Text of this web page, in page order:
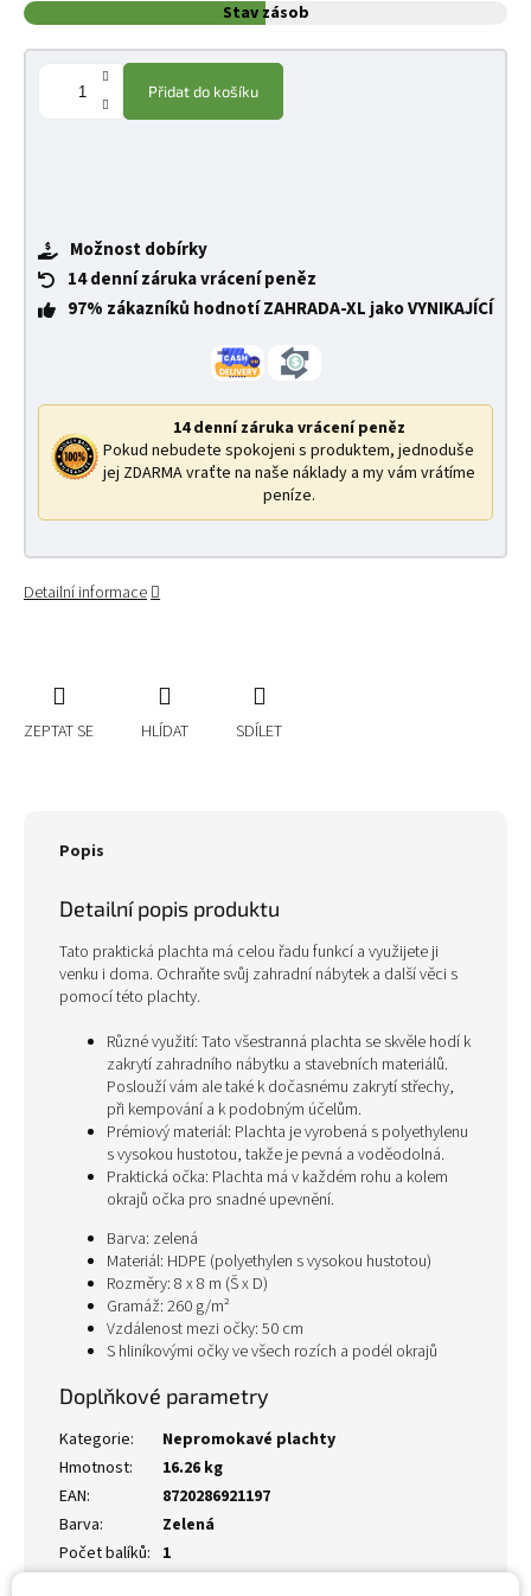
Stav zásob
Přidat do košíku
Možnost dobírky
14 denní záruka vrácení peněz
97% zákazníků hodnotí ZAHRADA-XL jako VYNIKAJÍCÍ
14 denní záruka vrácení peněz
Pokud nebudete spokojeni s produktem, jednoduše
jej ZDARMA vraťte na naše náklady a my vám vrátíme
peníze.
Detailní informace
ZEPTAT SE HLÍDAT SDÍLET
Popis
Detailní popis produktu
Tato praktická plachta má celou řadu funkcí a využijete ji
venku i doma. Ochraňte svůj zahradní nábytek a další věci s
pomocí této plachty.
Různé využití: Tato všestranná plachta se skvěle hodí k
zakrytí zahradního nábytku a stavebních materiálů.
Poslouží vám ale také k dočasnému zakrytí střechy,
při kempování a k podobným účelům.
Prémiový materiál: Plachta je vyrobená s polyethylenu
s vysokou hustotou, takže je pevná a voděodolná.
Praktická očka: Plachta má v každém rohu a kolem
okrajů očka pro snadné upevnění.
Barva: zelená
Materiál: HDPE (polyethylen s vysokou hustotou)
Rozměry: 8 x 8 m (Š x D)
Gramáž: 260 g/m²
Vzdálenost mezi očky: 50 cm
S hliníkovými očky ve všech rozích a podél okrajů
Doplňkové parametry
Kategorie:
Nepromokavé plachty
Hmotnost:
16.26 kg
EAN:
8720286921197
Barva:
Zelená
Počet balíků: 1